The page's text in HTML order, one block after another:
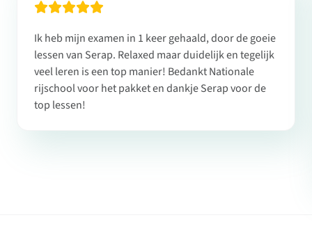
Ik heb mijn examen in 1 keer gehaald, door de goeie
lessen van Serap. Relaxed maar duidelijk en tegelijk
veel leren is een top manier! Bedankt Nationale
rijschool voor het pakket en dankje Serap voor de
top lessen!